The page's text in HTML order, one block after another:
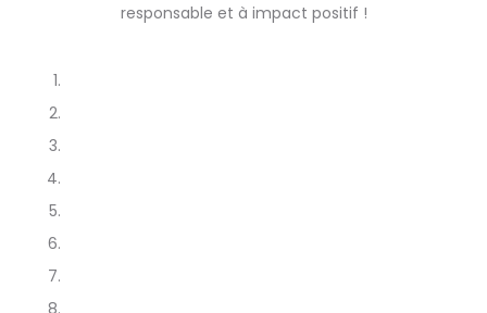
responsable et à impact positif !